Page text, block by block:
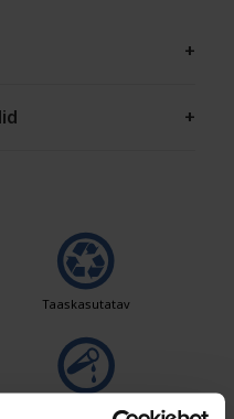
+
+
Taaskasutatav
Kemikaalidele vastupidav